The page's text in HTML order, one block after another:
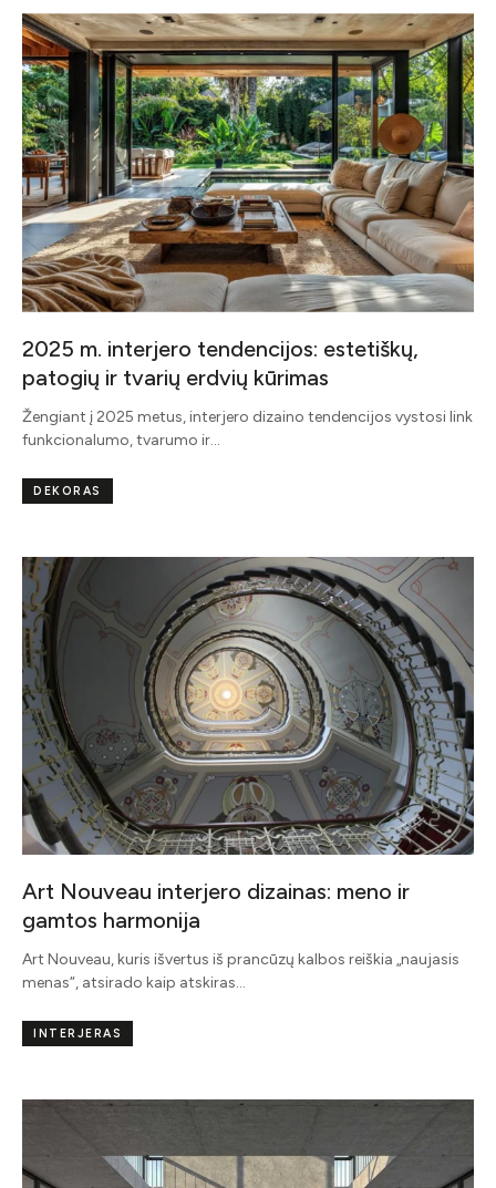
2025 m. interjero tendencijos: estetiškų,
patogių ir tvarių erdvių kūrimas
Žengiant į 2025 metus, interjero dizaino tendencijos vystosi link
funkcionalumo, tvarumo ir…
DEKORAS
Art Nouveau interjero dizainas: meno ir
gamtos harmonija
Art Nouveau, kuris išvertus iš prancūzų kalbos reiškia „naujasis
menas“, atsirado kaip atskiras…
INTERJERAS